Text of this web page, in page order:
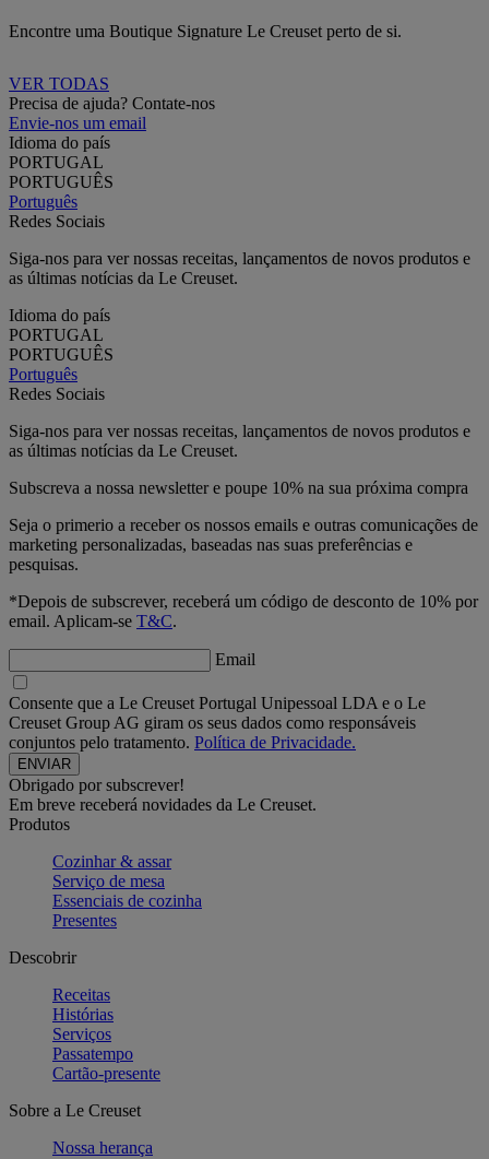
Encontre uma Boutique Signature Le Creuset perto de si.
VER TODAS
Precisa de ajuda? Contate-nos
Envie-nos um email
Idioma do país
PORTUGAL
PORTUGUÊS
Português
Redes Sociais
Siga-nos para ver nossas receitas, lançamentos de novos produtos e
as últimas notícias da Le Creuset.
Idioma do país
PORTUGAL
PORTUGUÊS
Português
Redes Sociais
Siga-nos para ver nossas receitas, lançamentos de novos produtos e
as últimas notícias da Le Creuset.
Subscreva a nossa newsletter e poupe 10% na sua próxima compra
Seja o primerio a receber os nossos emails e outras comunicações de
marketing personalizadas, baseadas nas suas preferências e
pesquisas.
*Depois de subscrever, receberá um código de desconto de 10% por
email. Aplicam-se T&C.
Email
Consente que a Le Creuset Portugal Unipessoal LDA e o Le
Creuset Group AG giram os seus dados como responsáveis
conjuntos pelo tratamento. Política de Privacidade.
Obrigado por subscrever!
Em breve receberá novidades da Le Creuset.
Produtos
Cozinhar & assar
Serviço de mesa
Essenciais de cozinha
Presentes
Descobrir
Receitas
Histórias
Serviços
Passatempo
Cartão-presente
Sobre a Le Creuset
Nossa herança